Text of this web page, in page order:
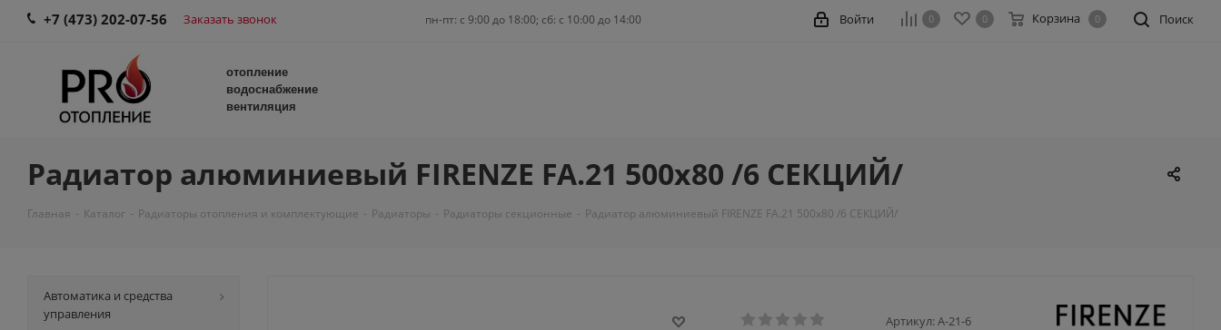
+7 (473) 202-07-56 Заказать звонок пн-пт: c 9:00 до 18:00; сб: с 10:00 до 14:00 Поиск
0 0 Корзина 0
Войти
отопление
водоснабжение
вентиляция
Радиатор алюминиевый FIRENZE FA.21 500х80 /6 СЕКЦИЙ/
Главная - Каталог - Радиаторы отопления и комплектующие - Радиаторы - Радиаторы секционные - Радиатор алюминиевый FIRENZE FA.21 500х80 /6 СЕКЦИЙ/
Артикул:A-21-6
Автоматика и средства
управления